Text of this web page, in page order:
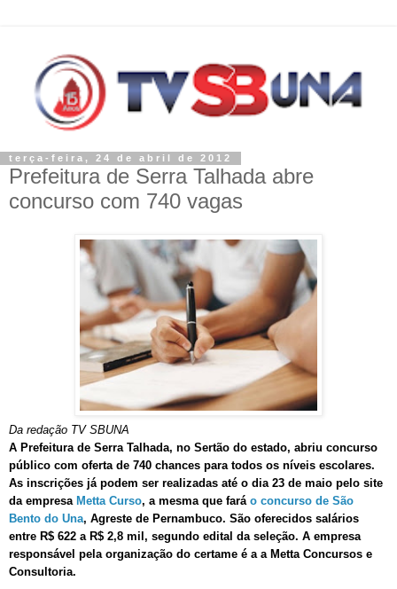
terça-feira, 24 de abril de 2012
Prefeitura de Serra Talhada abre
concurso com 740 vagas
Da redação TV SBUNA
A Prefeitura de Serra Talhada, no Sertão do estado, abriu concurso
público com oferta de 740 chances para todos os níveis escolares.
As inscrições já podem ser realizadas até o dia 23 de maio pelo site
da empresa Metta Curso, a mesma que fará o concurso de São
Bento do Una, Agreste de Pernambuco. São oferecidos salários
entre R$ 622 a R$ 2,8 mil, segundo edital da seleção. A empresa
responsável pela organização do certame é a a Metta Concursos e
Consultoria.